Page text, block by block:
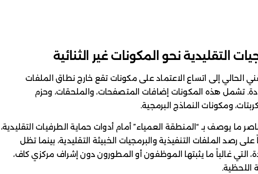
التقليدية نحو المكونات غير الثنائية
الحالي إلى اتساع الاعتماد على مكونات تقع خارج نطاق الملفات
تشمل هذه المكونات إضافات المتصفحات، والملحقات، وحزم
ومكونات النماذج البرمجية.
ما يوصف بـ “المنطقة العمياء” أمام أدوات حماية الطرفيات التقليدية،
على رصد الملفات التنفيذية والبرمجيات الخبيثة التقليدية، بينما تظل
التي غالباً ما يثبتها الموظفون أو المطورون دون إشراف مركزي كاف،
اللحظية.